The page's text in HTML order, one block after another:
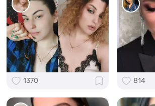
1370 814